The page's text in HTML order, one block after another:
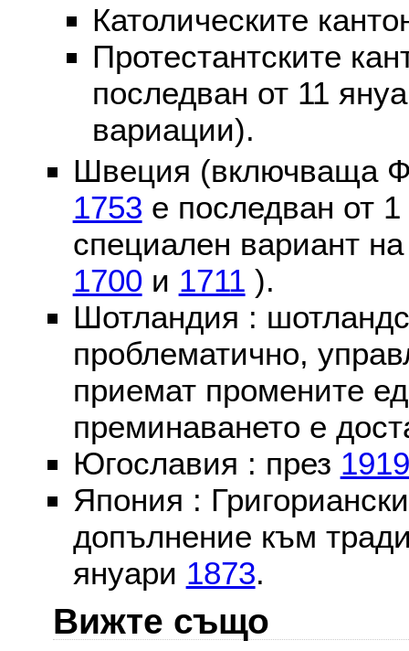
Католическите
Протестантските
последван от 11
вариации).
Швеция (включваща
1753 е последван от
специален вариант
1700 и 1711 ).
Шотландия :
проблематично,
приемат промените
преминаването е
Югославия : през 1919
Япония :
допълнение към
януари 1873.
Вижте също